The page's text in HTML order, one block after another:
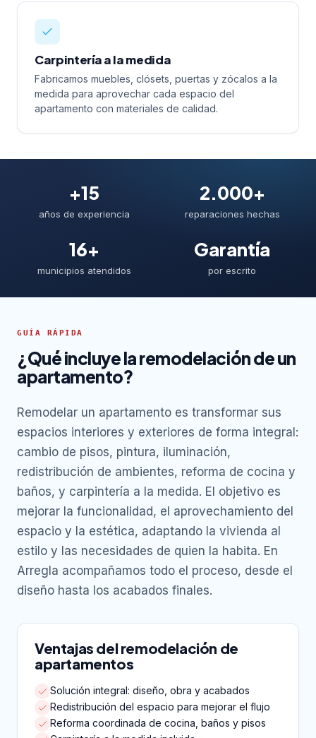
Carpintería a la medida
Fabricamos muebles, clósets, puertas y zócalos a la
medida para aprovechar cada espacio del
apartamento con materiales de calidad.
+15
años de experiencia
2.000+
reparaciones hechas
16+
municipios atendidos
Garantía
por escrito
GUÍA RÁPIDA
¿Qué incluye la remodelación de un
apartamento?
Remodelar un apartamento es transformar sus
espacios interiores y exteriores de forma integral:
cambio de pisos, pintura, iluminación,
redistribución de ambientes, reforma de cocina y
baños, y carpintería a la medida. El objetivo es
mejorar la funcionalidad, el aprovechamiento del
espacio y la estética, adaptando la vivienda al
estilo y las necesidades de quien la habita. En
Arregla acompañamos todo el proceso, desde el
diseño hasta los acabados finales.
Ventajas del remodelación de
apartamentos
Solución integral: diseño, obra y acabados
Redistribución del espacio para mejorar el flujo
Reforma coordinada de cocina, baños y pisos